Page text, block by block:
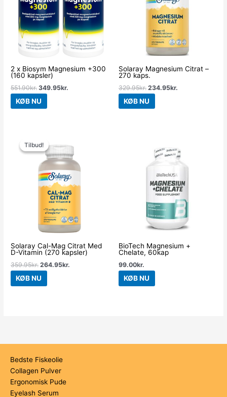
2 x Biosym Magnesium +300
(160 kapsler)
551.90kr. 349.95kr.
KØB NU
Solaray Magnesium Citrat –
270 kaps.
329.95kr. 234.95kr.
KØB NU
Tilbud!
Tilbud!
Solaray Cal-Mag Citrat Med
D-Vitamin (270 kapsler)
359.95kr.
oprindelige
pris
var:
359.95kr..
264.95kr.
pris
er:
264.95kr..
KØB NU
BioTech Magnesium +
Chelate, 60kap
99.00kr.
KØB NU
Bedste Fiskeolie
Collagen Pulver
Ergonomisk Pude
Eyelash Serum